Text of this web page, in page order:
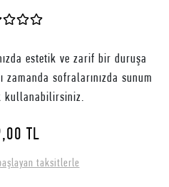
estetik ve zarif bir duruşa
zamanda sofralarınızda sunum
kullanabilirsiniz.
TL
taksitlerle